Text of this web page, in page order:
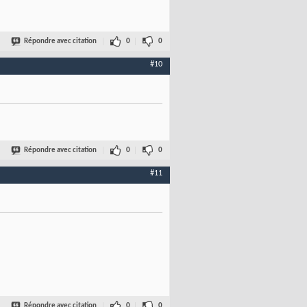
Répondre avec citation 0 0
#10
Répondre avec citation 0 0
#11